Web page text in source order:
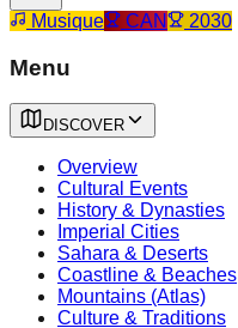
Musique CAN 2030
Menu
DISCOVER
Overview
Cultural Events
History & Dynasties
Imperial Cities
Sahara & Deserts
Coastline & Beaches
Mountains (Atlas)
Culture & Traditions